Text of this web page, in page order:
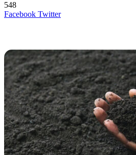
548
Facebook TwitterLinkedIn
Tumblr
Reddit
Вконтакте
Одноклассники
Skype
Messenger
Messenger
WhatsApp
Telegram
Viber
Line
Поделиться
Печатать